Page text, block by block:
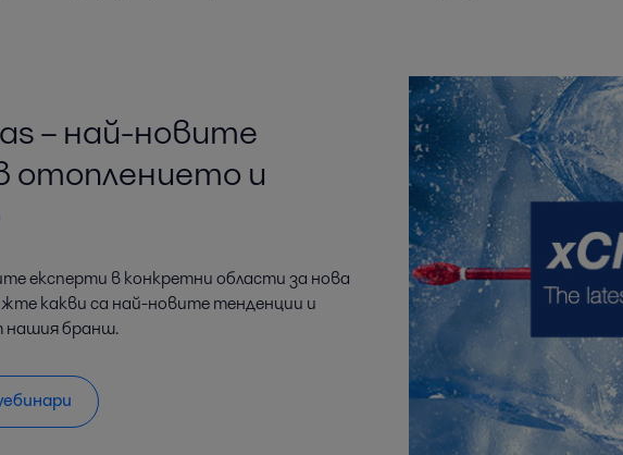
– най-новите
отоплението и
експерти в конкретни области за нова
какви са най-новите тенденции и
нашия бранш.